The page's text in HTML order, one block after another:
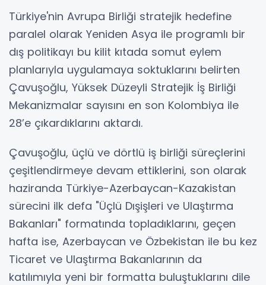
Türkiye'nin Avrupa Birliği stratejik hedefine
paralel olarak Yeniden Asya ile programlı bir
dış politikayı bu kilit kıtada somut eylem
planlarıyla uygulamaya soktuklarını belirten
Çavuşoğlu, Yüksek Düzeyli Stratejik İş Birliği
Mekanizmalar sayısını en son Kolombiya ile
28’e çıkardıklarını aktardı.
Çavuşoğlu, üçlü ve dörtlü iş birliği süreçlerini
çeşitlendirmeye devam ettiklerini, son olarak
haziranda Türkiye-Azerbaycan-Kazakistan
sürecini ilk defa "Üçlü Dışişleri ve Ulaştırma
Bakanları" formatında topladıklarını, geçen
hafta ise, Azerbaycan ve Özbekistan ile bu kez
Ticaret ve Ulaştırma Bakanlarının da
katılımıyla yeni bir formatta buluştuklarını dile